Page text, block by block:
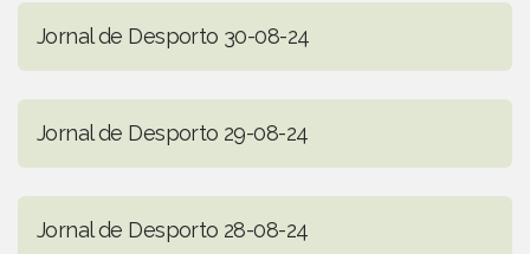
Jornal de Desporto 30-08-24
Jornal de Desporto 29-08-24
Jornal de Desporto 28-08-24